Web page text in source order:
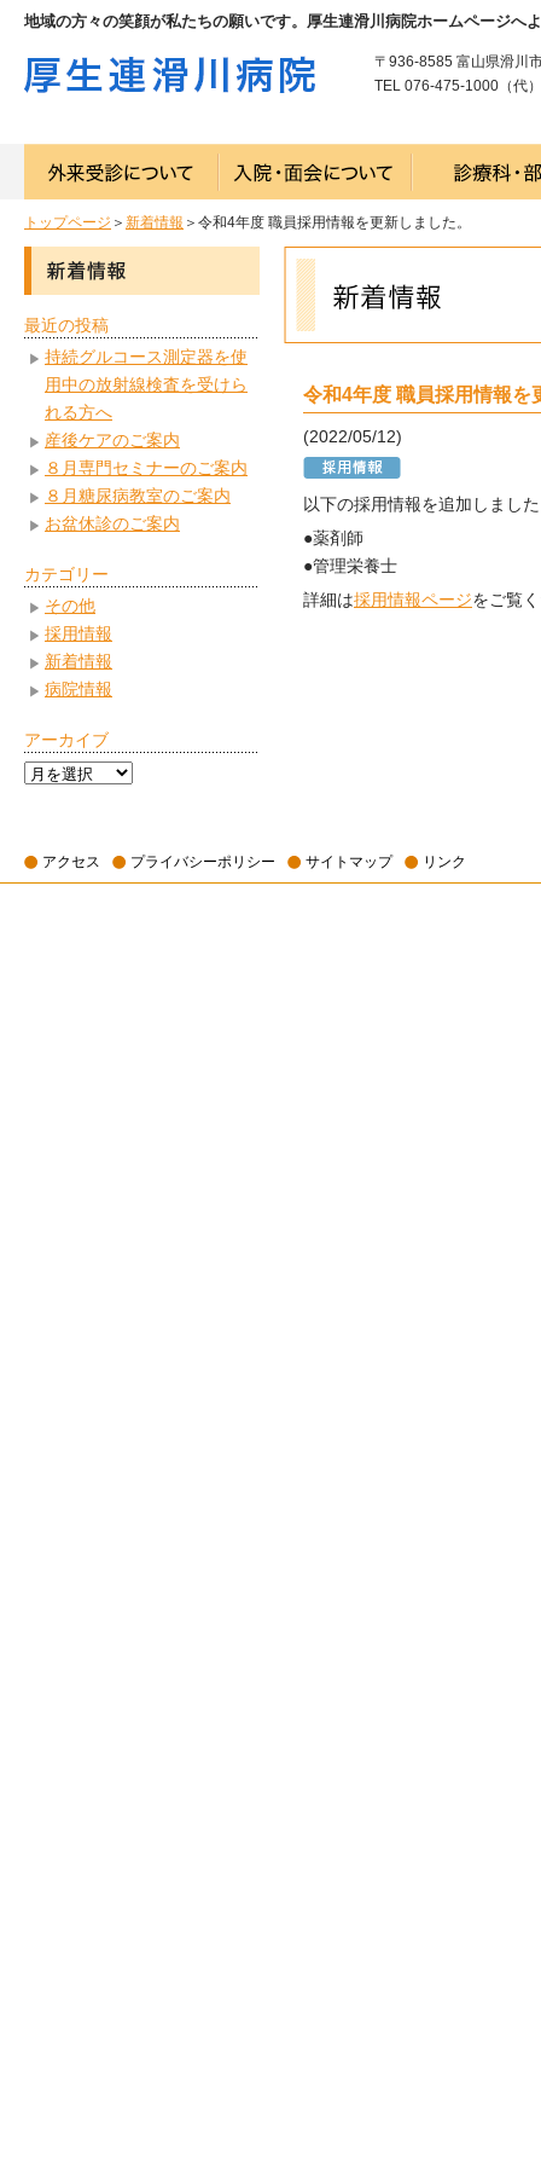
地域の方々の笑顔が私たちの願いです。厚生連滑川病院ホームページへ
〒936-8585 富山県滑川
TEL 076-475-1000（代
トップページ ＞ 新着情報 ＞令和4年度 職員採用情報を更新しました。
令和4年度 職員採用情報を
(2022/05/12)
以下の採用情報を追加しまし
●薬剤師
●管理栄養士
詳細は採用情報ページをご覧
最近の投稿
持続グルコース測定器を使
用中の放射線検査を受けら
れる方へ
産後ケアのご案内
８月専門セミナーのご案内
８月糖尿病教室のご案内
お盆休診のご案内
カテゴリー
その他
採用情報
新着情報
病院情報
アーカイブ
ア
イ
ブ
アクセス プライバシーポリシー サイトマップ リンク